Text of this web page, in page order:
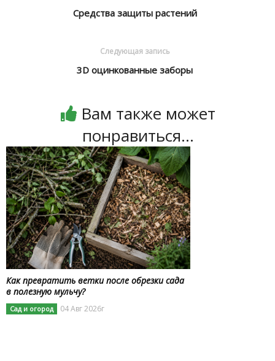
Средства защиты растений
Следующая запись
3D оцинкованные заборы
Вам также может
понравиться...
Как превратить ветки после обрезки сада
в полезную мульчу?
Сад и огород 04 Авг 2026г